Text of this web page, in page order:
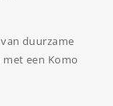
duurzame
een Komo